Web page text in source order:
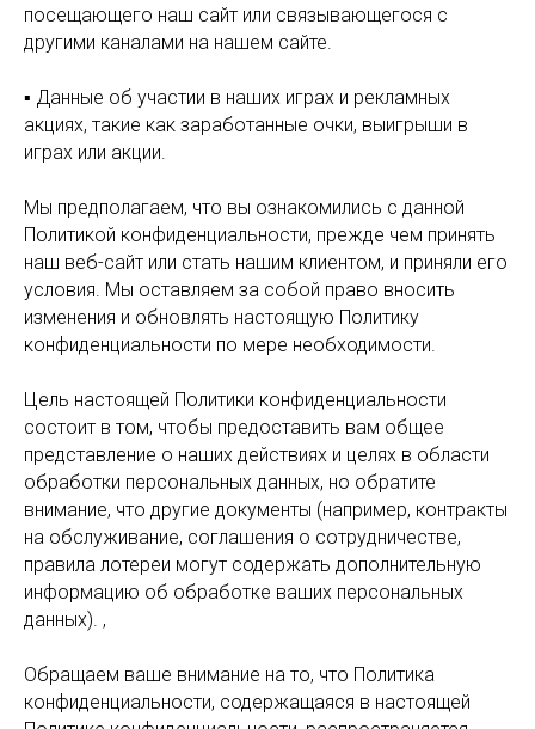
посещающего наш сайт или связывающегося с
другими каналами на нашем сайте.
▪ Данные об участии в наших играх и рекламных
акциях, такие как заработанные очки, выигрыши в
играх или акции.
Мы предполагаем, что вы ознакомились с данной
Политикой конфиденциальности, прежде чем принять
наш веб-сайт или стать нашим клиентом, и приняли его
условия. Мы оставляем за собой право вносить
изменения и обновлять настоящую Политику
конфиденциальности по мере необходимости.
Цель настоящей Политики конфиденциальности
состоит в том, чтобы предоставить вам общее
представление о наших действиях и целях в области
обработки персональных данных, но обратите
внимание, что другие документы (например, контракты
на обслуживание, соглашения о сотрудничестве,
правила лотереи могут содержать дополнительную
информацию об обработке ваших персональных
данных). ,
Обращаем ваше внимание на то, что Политика
конфиденциальности, содержащаяся в настоящей